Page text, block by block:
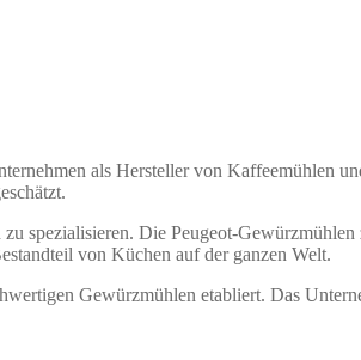
als Hersteller von Kaffeemühlen
spezialisieren. Die Peugeot-
von Küchen auf der ganzen Welt.
Gewürzmühlen etabliert. Das